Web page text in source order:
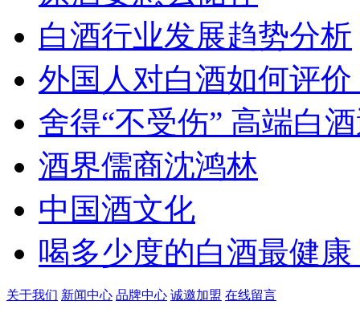
白酒行业发展趋势分析
外国人对白酒如何评价
舍得“不受伤” 高端白
酒界儒商沈鸿林
中国酒文化
喝多少度的白酒最健康
关于我们 新闻中心 品牌中心 诚邀加盟 在线留言